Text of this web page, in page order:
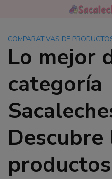
COMPARATIVAS DE
Lo mejor
categoría
Descubre
productos